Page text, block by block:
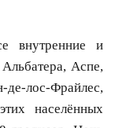
внутренние и
Аспе,
де-лос-Фрайлес,
населённых